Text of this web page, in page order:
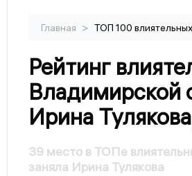
Главная > ТОП 100
Рейтинг
Владимирской
Ирина
39 место в ТОПе
заняла Ирина Тулякова